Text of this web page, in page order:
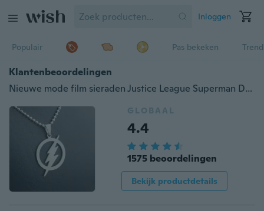
Inloggen
Populair Pas bekeken
Klantenbeoordelingen
Nieuwe mode film sieraden Justice League Superman Dwyane ketting The Flash Barry Allen hanger ketting
GLOBAAL
4.4
1575 beoordelingen
Bekijk productdetails